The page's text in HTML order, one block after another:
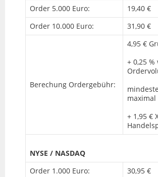
Order 5.000 Euro:
19,40 €
Order 10.000 Euro:
31,90 €
Berechung Ordergebühr:
4,95 €
+ 0,25 %
maximal
+ 1,95 €
NYSE / NASDAQ
Order 1.000 Euro:
30,95 €